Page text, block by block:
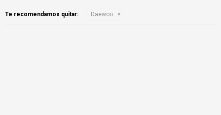
Te recomendamos quitar: Daewoo